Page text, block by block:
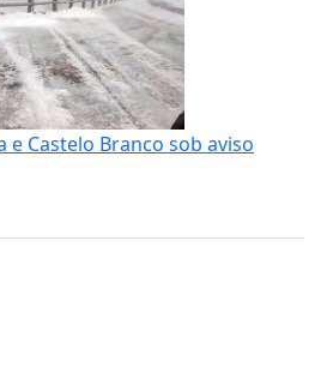
e Castelo Branco sob aviso